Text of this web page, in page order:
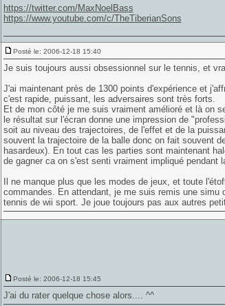
https://twitter.com/MaxNoelBass
https://www.youtube.com/c/TheTiberianSons
Posté le: 2006-12-18 15:40
Je suis toujours aussi obsessionnel sur le tennis, et
J'ai maintenant près de 1300 points d'expérience et
c'est rapide, puissant, les adversaires sont très forts.
Et de mon côté je me suis vraiment amélioré et là on
le résultat sur l'écran donne une impression de
soit au niveau des trajectoires, de l'effet et de la
souvent la trajectoire de la balle donc on fait souvent
hasardeux). En tout cas les parties sont maintenant
de gagner ca on s'est senti vraiment impliqué
Il ne manque plus que les modes de jeux, et toute
commandes. En attendant, je me suis remis une simu
tennis de wii sport. Je joue toujours pas aux autres
Posté le: 2006-12-18 15:45
J'ai du rater quelque chose alors.... ^^